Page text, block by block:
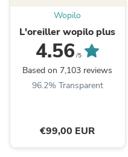
Wopilo
L'oreiller wopilo plus
4.56 /5
Based on 7,103 reviews
96.2% Transparent
€99,00 EUR